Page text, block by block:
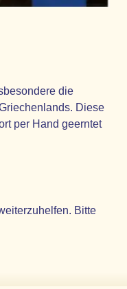
die
Diese
per Hand geerntet
Bitte